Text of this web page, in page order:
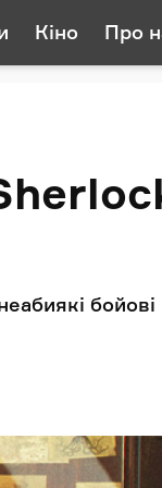
Кіно Про
бойові